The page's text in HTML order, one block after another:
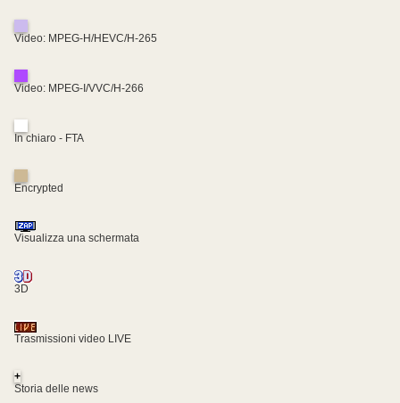
Video: MPEG-H/HEVC/H-265
Video: MPEG-I/VVC/H-266
In chiaro - FTA
Encrypted
Visualizza una schermata
3D
Trasmissioni video LIVE
+
Storia delle news